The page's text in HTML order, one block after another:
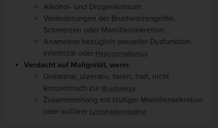
Alkohol- und Drogenkonsum
Veränderungen der Brustwarzengröße,
Schmerzen oder Mamillensekretion
Anamnese bezüglich sexueller Dysfunktion,
Infertilität oder Hypogonadismus
Verdacht auf Malignität, wenn:
Unilateral, ulzerativ, fixiert, hart, nicht
konzentrisch zur Brustwarze
Zusammenhang mit blutiger Mamillensekretion
oder axillärer Lymphadenopathie